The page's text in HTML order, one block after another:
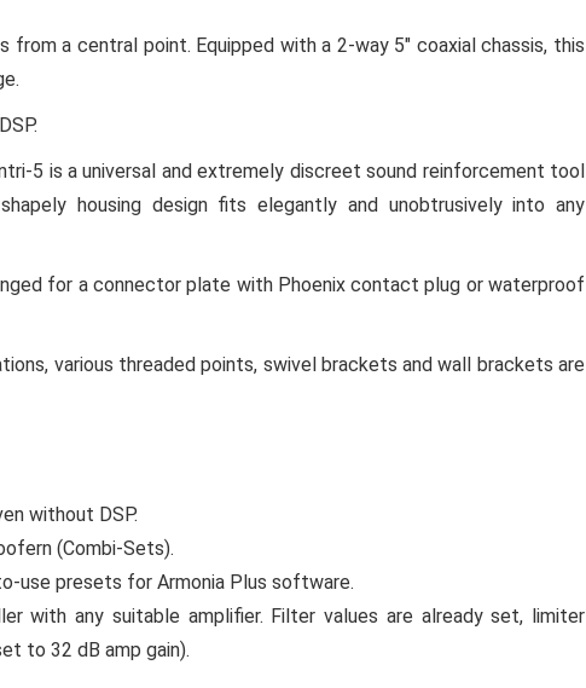
from a central point. Equipped with a 2-way 5" coaxial chassis, this
5 is a universal and extremely discreet sound reinforcement tool
housing design fits elegantly and unobtrusively into any
for a connector plate with Phoenix contact plug or waterproof
various threaded points, swivel brackets and wall brackets are
without DSP.
(Combi-Sets).
use presets for Armonia Plus software.
with any suitable amplifier. Filter values are already set, limiter
to 32 dB amp gain).